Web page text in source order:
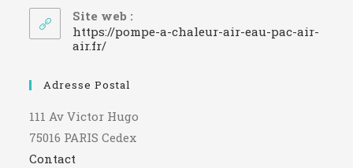
votre
application
Site web :
https://pompe-a-chaleur-air-eau-pac-air-
air.fr/
Adresse Postal
111 Av Victor Hugo
75016 PARIS Cedex
Contact